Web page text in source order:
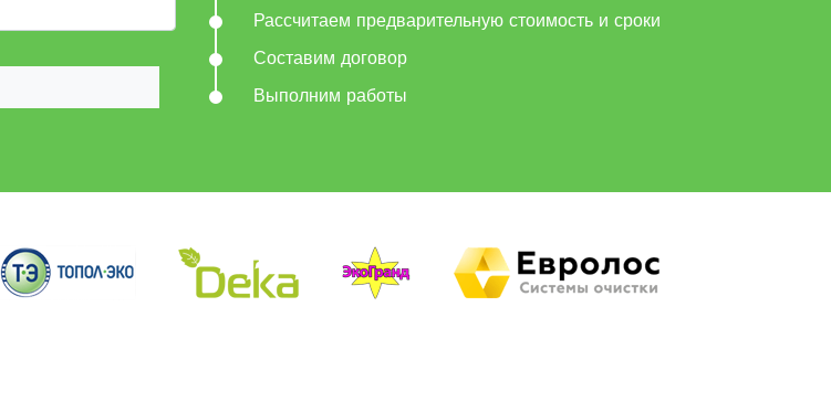
Рассчитаем предварительную стоимость и сроки
Составим договор
Выполним работы